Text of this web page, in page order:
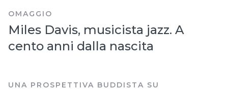
OMAGGIO
Miles Davis, musicista jazz. A
cento anni dalla nascita
UNA PROSPETTIVA BUDDISTA SU